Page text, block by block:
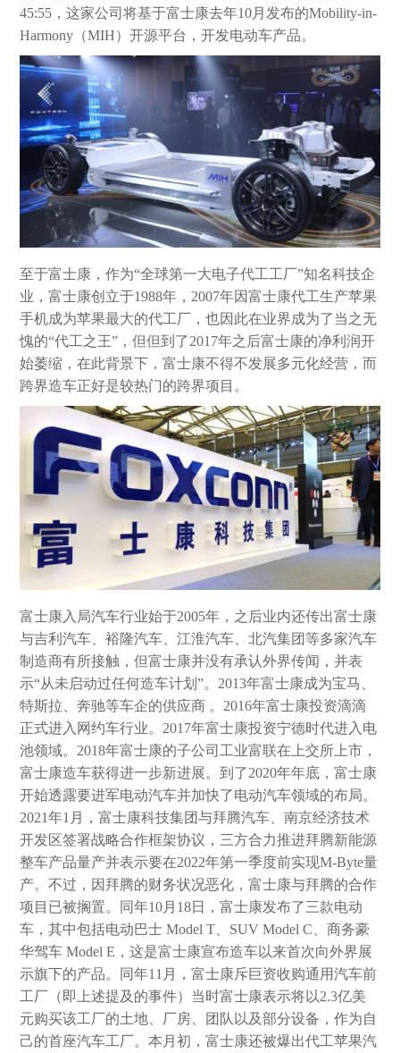
45:55，这家公司将基于富士康去年10月发布的Mobility-in-
Harmony（MIH）开源平台，开发电动车产品。
至于富士康，作为“全球第一大电子代工工厂”知名科技企
业，富士康创立于1988年，2007年因富士康代工生产苹果
手机成为苹果最大的代工厂，也因此在业界成为了当之无
愧的“代工之王”，但但到了2017年之后富士康的净利润开
始萎缩，在此背景下，富士康不得不发展多元化经营，而
跨界造车正好是较热门的跨界项目。
富士康入局汽车行业始于2005年，之后业内还传出富士康
与吉利汽车、裕隆汽车、江淮汽车、北汽集团等多家汽车
制造商有所接触，但富士康并没有承认外界传闻，并表
示“从未启动过任何造车计划”。2013年富士康成为宝马、
特斯拉、奔驰等车企的供应商 。2016年富士康投资滴滴
正式进入网约车行业。2017年富士康投资宁德时代进入电
池领域。2018年富士康的子公司工业富联在上交所上市，
富士康造车获得进一步新进展。到了2020年年底，富士康
开始透露要进军电动汽车并加快了电动汽车领域的布局。
2021年1月，富士康科技集团与拜腾汽车、南京经济技术
开发区签署战略合作框架协议，三方合力推进拜腾新能源
整车产品量产并表示要在2022年第一季度前实现M-Byte量
产。不过，因拜腾的财务状况恶化，富士康与拜腾的合作
项目已被搁置。同年10月18日，富士康发布了三款电动
车，其中包括电动巴士 Model T、SUV Model C、商务豪
华驾车 Model E，这是富士康宣布造车以来首次向外界展
示旗下的产品。同年11月，富士康斥巨资收购通用汽车前
工厂（即上述提及的事件）当时富士康表示将以2.3亿美
元购买该工厂的土地、厂房、团队以及部分设备，作为自
己的首座汽车工厂。本月初，富士康还被爆出代工苹果汽